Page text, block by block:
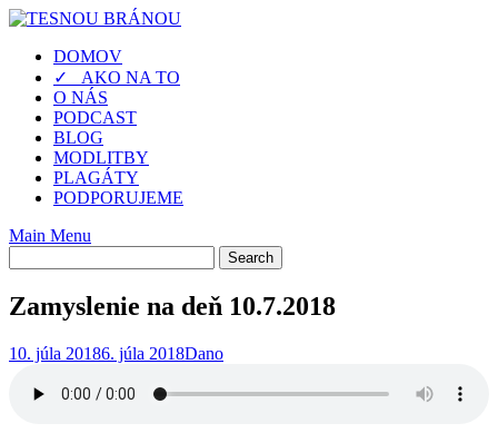
Skip
contentDOMOV
✓ AKO NA TO
O NÁS
PODCAST
BLOG
MODLITBY
PLAGÁTY
PODPORUJEME
Main Menu
Zamyslenie na deň 10.7.2018
10. júla 20186. júla 2018Dano